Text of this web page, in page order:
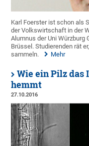
Karl Foerster ist schon als
der Volkswirtschaft in der
Alumnus der Uni
Brüssel. Studierenden rät
sammeln.
Mehr
Wie ein Pilz das
hemmt
27.10.2016